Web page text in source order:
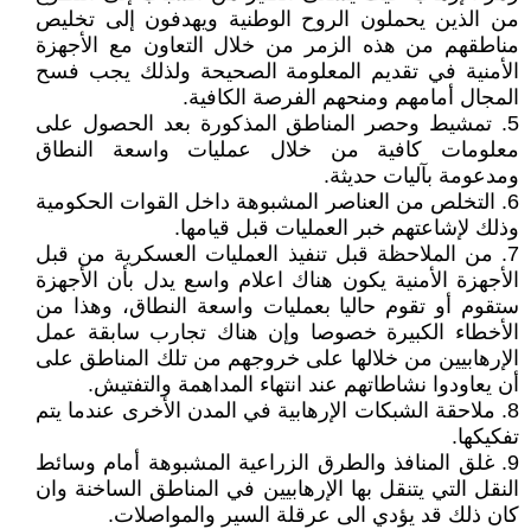
من الذين يحملون الروح الوطنية ويهدفون إلى تخليص
مناطقهم من هذه الزمر من خلال التعاون مع الأجهزة
الأمنية في تقديم المعلومة الصحيحة ولذلك يجب فسح
المجال أمامهم ومنحهم الفرصة الكافية.
5. تمشيط وحصر المناطق المذكورة بعد الحصول على
معلومات كافية من خلال عمليات واسعة النطاق
ومدعومة بآليات حديثة.
6. التخلص من العناصر المشبوهة داخل القوات الحكومية
وذلك لإشاعتهم خبر العمليات قبل قيامها.
7. من الملاحظة قبل تنفيذ العمليات العسكرية من قبل
الأجهزة الأمنية يكون هناك اعلام واسع يدل بأن الأجهزة
ستقوم أو تقوم حاليا بعمليات واسعة النطاق، وهذا من
الأخطاء الكبيرة خصوصا وإن هناك تجارب سابقة عمل
الإرهابيين من خلالها على خروجهم من تلك المناطق على
أن يعاودوا نشاطاتهم عند انتهاء المداهمة والتفتيش.
8. ملاحقة الشبكات الإرهابية في المدن الأخرى عندما يتم
تفكيكها.
9. غلق المنافذ والطرق الزراعية المشبوهة أمام وسائط
النقل التي يتنقل بها الإرهابيين في المناطق الساخنة وان
كان ذلك قد يؤدي الى عرقلة السير والمواصلات.